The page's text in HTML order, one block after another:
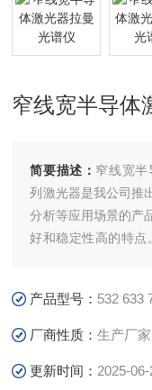
窄线宽半导体
简要描述： 窄线宽半
列激光器是我公司推
分析等应用场景的产
好和稳定性高的特点
同工作距探头等,可满
产品型号： 532 633
厂商性质：生产厂家
更新时间： 2025-06-